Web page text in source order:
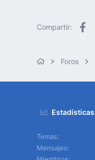
Compartir:
Foros
Temas
Mensajes